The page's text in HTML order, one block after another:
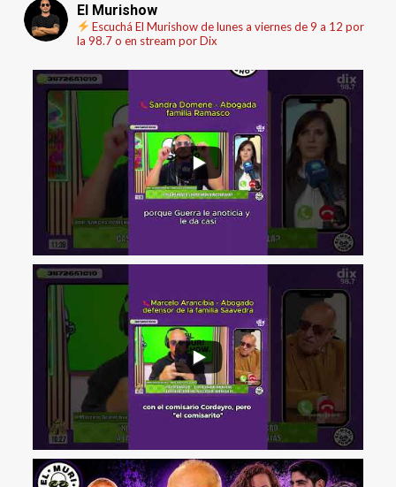
El Murishow
Escuchá El Murishow de lunes a viernes de 9 a 12 por
la 98.7 o en stream por Dix